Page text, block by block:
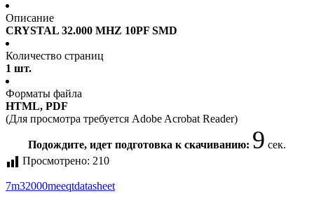
Описание
CRYSTAL 32.000 MHZ 10PF SMD
Количество страниц
1 шт.
Форматы файла
HTML, PDF
(Для просмотра требуется Adobe Acrobat Reader)
Подождите, идет подготовка к скачиванию: 9 сек.
Просмотрено: 210
7m32000meeqtdatasheet